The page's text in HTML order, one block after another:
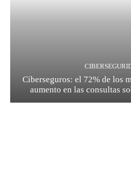
Ciberseguros: el 72% de los
aumento en las consultas